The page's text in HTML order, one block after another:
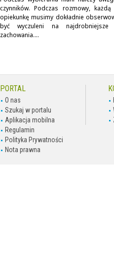
czynników. Podczas rozmowy, każdą
opiekunkę musimy dokładnie
być wyczuleni na
zachowania....
PORTAL
O nas
Szukaj w portalu
Aplikacja mobilna
Regulamin
Polityka Prywatności
Nota prawna